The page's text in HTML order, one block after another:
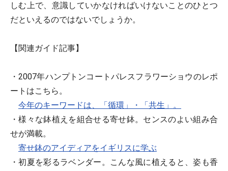
しむ上で、意識していかなければいけないことのひとつ
だといえるのではないでしょうか。
【関連ガイド記事】
・2007年ハンプトンコートパレスフラワーショウのレポ
ートはこちら。
今年のキーワードは、「循環」・「共生」。
・様々な鉢植えを組合せる寄せ鉢。センスのよい組み合
せが満載。
寄せ鉢のアイディアをイギリスに学ぶ
・初夏を彩るラベンダー。こんな風に植えると、姿も香